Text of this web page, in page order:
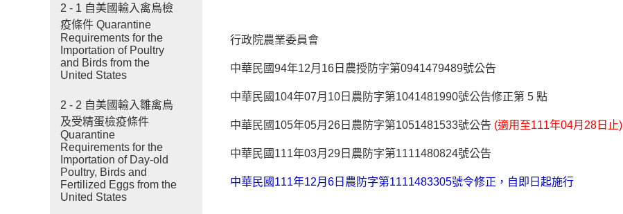
2 - 1 自美國輸入禽鳥檢
疫條件 Quarantine
Requirements for the
Importation of Poultry
and Birds from the
United States
2 - 2 自美國輸入雛禽鳥
及受精蛋檢疫條件
Quarantine
Requirements for the
Importation of Day-old
Poultry, Birds and
Fertilized Eggs from the
United States
行政院農業委員會
中華民國94年12月16日農授防字第0941479489號公告
中華民國104年07月10日農防字第1041481990號公告修正第 5 點
中華民國105年05月26日農防字第1051481533號公告 (適用至111年04月28日止)
中華民國111年03月29日農防字第1111480824號公告
中華民國111年12月6日農防字第1111483305號令修正，自即日起施行